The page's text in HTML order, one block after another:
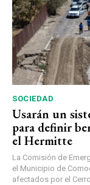
SOCIEDAD
Usarán un
para definir
el Hermitte
La Comisión de
el Municipio de
afectados por el